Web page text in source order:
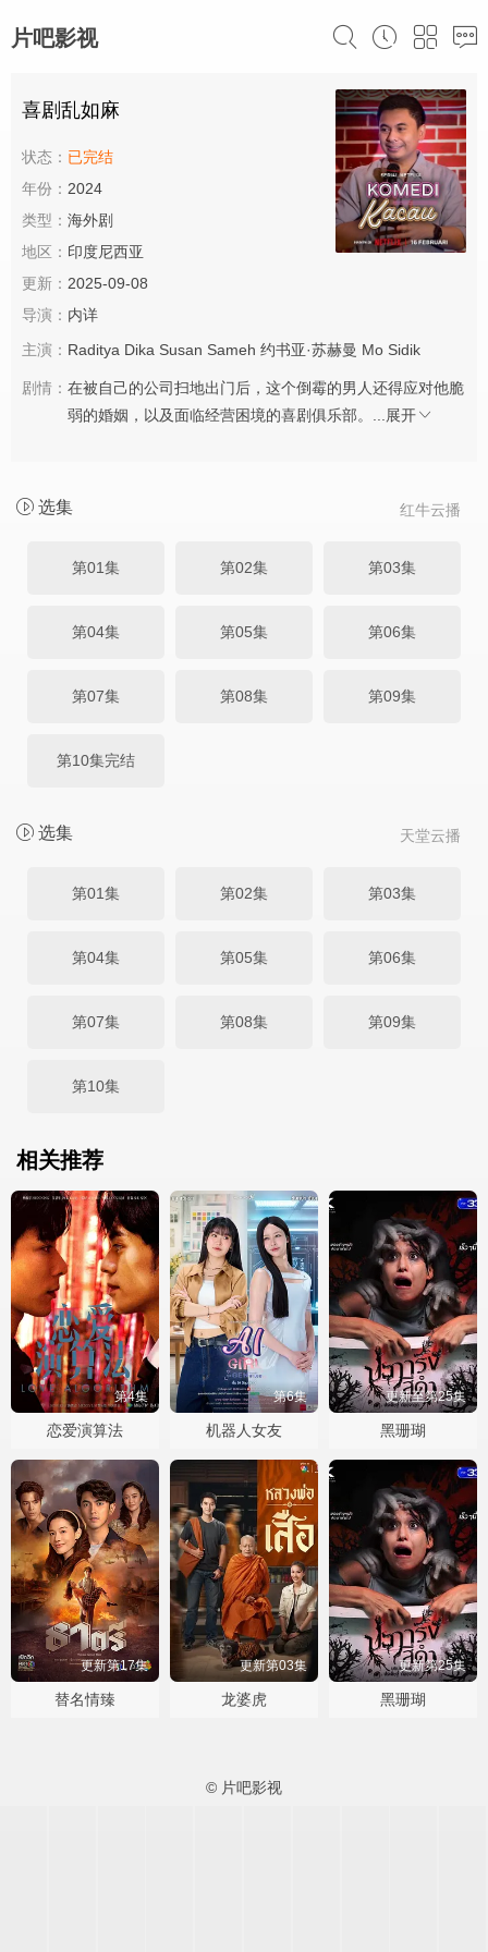
片吧影视
喜剧乱如麻
状态： 已完结
年份： 2024
类型： 海外剧
地区： 印度尼西亚
更新： 2025-09-08
导演： 内详
主演： Raditya Dika Susan Sameh 约书亚·苏赫曼 Mo Sidik
剧情： 在被自己的公司扫地出门后，这个倒霉的男人还得应对他脆
弱的婚姻，以及面临经营困境的喜剧俱乐部。...
展开
红牛云播
选集
第01集 第02集 第03集
第04集 第05集 第06集
第07集 第08集 第09集
第10集完结
天堂云播
选集
第01集 第02集 第03集
第04集 第05集 第06集
第07集 第08集 第09集
第10集
相关推荐
第4集
恋爱演算法
第6集
机器人女友
更新至第25集
黑珊瑚
更新第17集
替名情臻
更新第03集
龙婆虎
更新第25集
黑珊瑚
© 片吧影视